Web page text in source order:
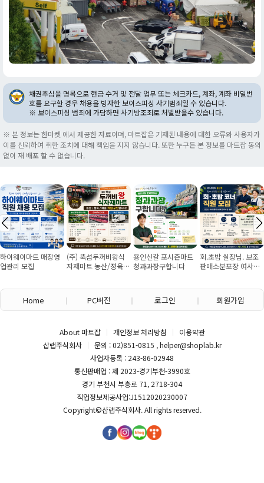
채권추심을 명목으로 현금 수거 및 전달 업무 또는 체크카드, 계좌, 계좌 비밀번
호를 요구할 경우 채용을 빙자한 보이스피싱 사기범죄일 수 있습니다.
※ 보이스피싱 범죄에 가담하면 사기방조죄로 처벌받을수 있습니다.
※ 본 정보는 한마켓 에서 제공한 자료이며, 마트잡은 기재된 내용에 대한 오류와 사용자가
이를 신뢰하여 취한 조치에 대해 책임을 지지 않습니다. 또한 누구든 본 정보를 마트잡 동의
없이 재 배포 할 수 없습니다.
하이웨이마트 매장영
업관리 모집
(주) 뚝섬두꺼비왕식
자재마트 농산/졍육/
용인신갈 포시즌마트
청과과장구합니다
회.초밥 실장님. 보조
판매소분포장 여사님
Home PC버전 로그인 회원가입
About 마트잡 개인정보 처리방침
이용약관
샵랩주식회사
문의 : 02)851-0815 , helper@shoplab.kr
사업자등록 : 243-86-02948
통신판매업 : 제 2023-경기부천-3990호
경기 부천시 부흥로 71, 2718-304
직업정보제공사업:J1512020230007
Copyright©샵랩주식회사. All rights reserved.